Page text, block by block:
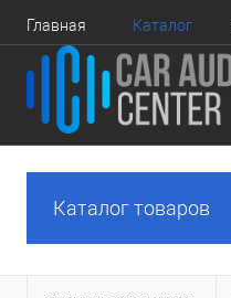
Главная Каталог
Каталог товаров